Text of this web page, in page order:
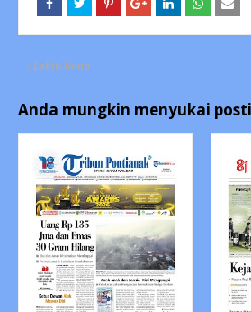
Lebih lama
Anda mungkin menyukai